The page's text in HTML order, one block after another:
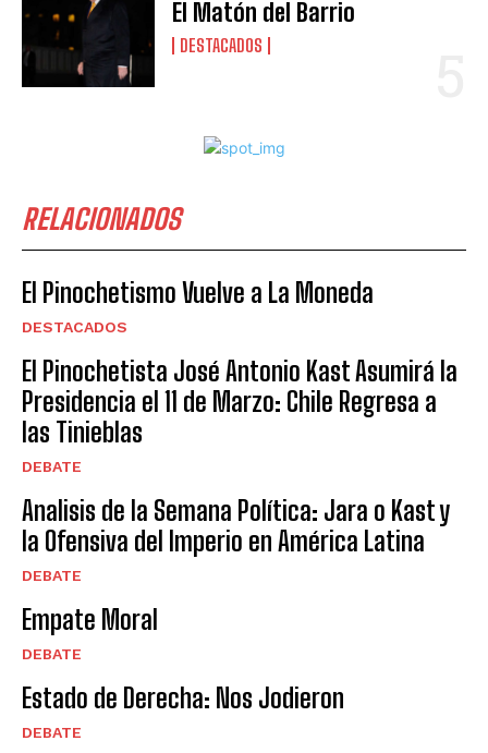
El Matón del Barrio
DESTACADOS
RELACIONADOS
El Pinochetismo Vuelve a La Moneda
DESTACADOS
El Pinochetista José Antonio Kast Asumirá la
Presidencia el 11 de Marzo: Chile Regresa a
las Tinieblas
DEBATE
Analisis de la Semana Política: Jara o Kast y
la Ofensiva del Imperio en América Latina
DEBATE
Empate Moral
DEBATE
Estado de Derecha: Nos Jodieron
DEBATE